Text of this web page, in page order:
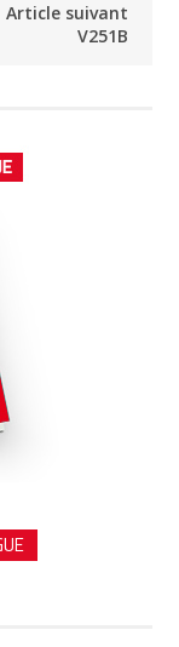
Article suivant
V251B